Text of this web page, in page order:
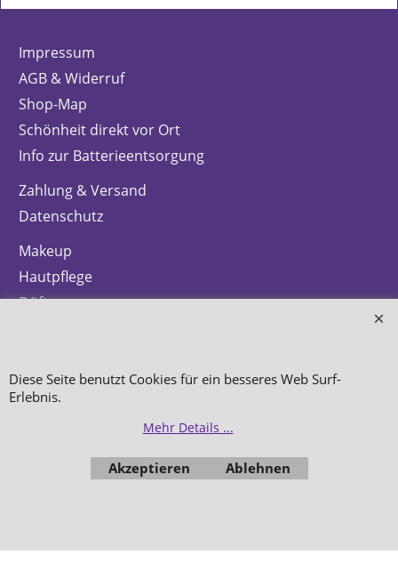
Impressum
AGB & Widerruf
Shop-Map
Schönheit direkt vor Ort
Info zur Batterieentsorgung
Zahlung & Versand
Datenschutz
Makeup
Hautpflege
Düfte
Diese Seite benutzt Cookies für ein besseres Web Surf-
Erlebnis.
Mehr Details ...
Akzeptieren Ablehnen